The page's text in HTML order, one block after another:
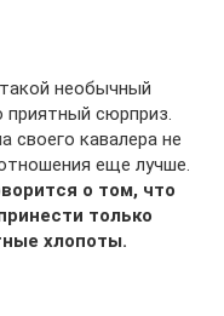
необычный
сюрприз.
своего кавалера не
еще лучше.
о том, что
только
хлопоты.